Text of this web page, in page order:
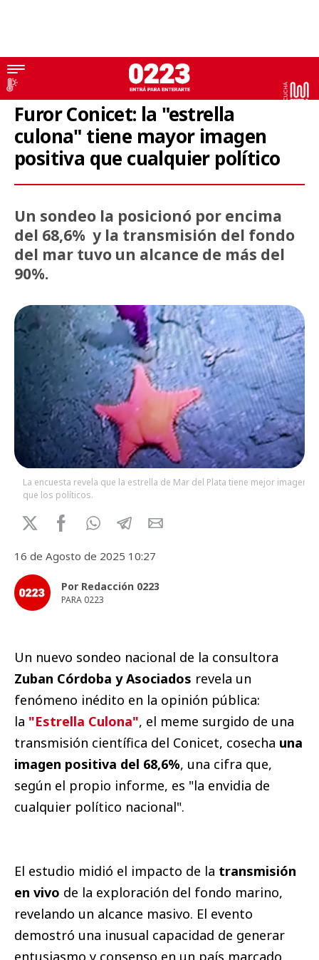
Encuesta
Furor Conicet: la "estrella
culona" tiene mayor imagen
positiva que cualquier político
Un sondeo la posicionó por encima
del 68,6% y la transmisión del fondo
del mar tuvo un alcance de más del
90%.
La encuesta revela que la estrella de Mar del Plata tiene mejor imagen
que los políticos.
16 de Agosto de 2025 10:27
Por Redacción 0223
PARA 0223
Un nuevo sondeo nacional de la consultora
Zuban Córdoba y Asociados revela un
fenómeno inédito en la opinión pública:
la "Estrella Culona", el meme surgido de una
transmisión científica del Conicet, cosecha una
imagen positiva del 68,6%, una cifra que,
según el propio informe, es "la envidia de
cualquier político nacional".
El estudio midió el impacto de la transmisión
en vivo de la exploración del fondo marino,
revelando un alcance masivo. El evento
demostró una inusual capacidad de generar